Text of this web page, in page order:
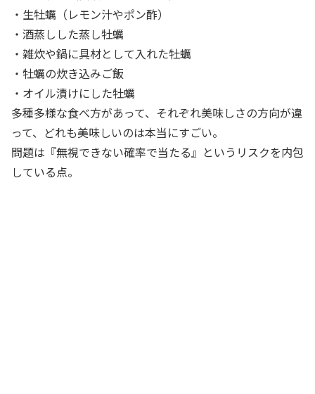
・生牡蠣（レモン汁やポン酢）
・酒蒸しした蒸し牡蠣
・雑炊や鍋に具材として入れた牡蠣
・牡蠣の炊き込みご飯
・オイル漬けにした牡蠣
多種多様な食べ方があって、それぞれ美味しさの方向が違
って、どれも美味しいのは本当にすごい。
問題は『無視できない確率で当たる』というリスクを内包
している点。